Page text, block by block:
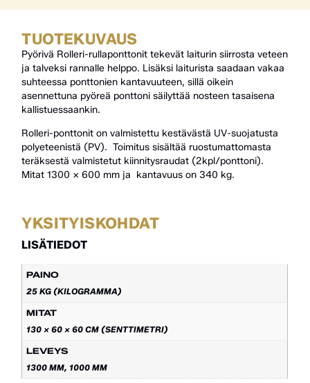
TUOTEKUVAUS
Pyörivä Rolleri-rullaponttonit tekevät laiturin siirrosta veteen
ja talveksi rannalle helppo. Lisäksi laiturista saadaan vakaa
suhteessa ponttonien kantavuuteen, sillä oikein
asennettuna pyöreä ponttoni säilyttää nosteen tasaisena
kallistuessaankin.
Rolleri-ponttonit on valmistettu kestävästä UV-suojatusta
polyeteenistä (PV). Toimitus sisältää ruostumattomasta
teräksestä valmistetut kiinnitysraudat (2kpl/ponttoni).
Mitat 1300 x 600 mm ja kantavuus on 340 kg.
YKSITYISKOHDAT
LISÄTIEDOT
PAINO
25 KG (KILOGRAMMA)
MITAT
130 × 60 × 60 CM (SENTTIMETRI)
LEVEYS
1300 MM, 1000 MM